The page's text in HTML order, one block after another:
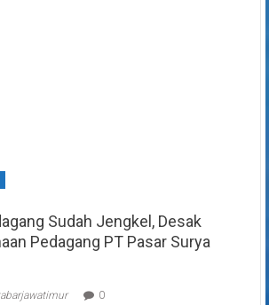
Sudah Jengkel, Desak
Pedagang PT Pasar Surya
0